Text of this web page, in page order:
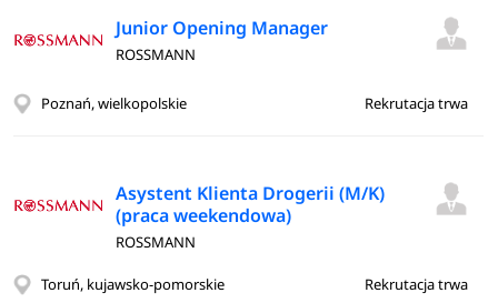
Junior Opening Manager
ROSSMANN
Poznań, wielkopolskie Rekrutacja trwa
Asystent Klienta Drogerii (M/K)
(praca weekendowa)
ROSSMANN
Toruń, kujawsko-pomorskie Rekrutacja trwa